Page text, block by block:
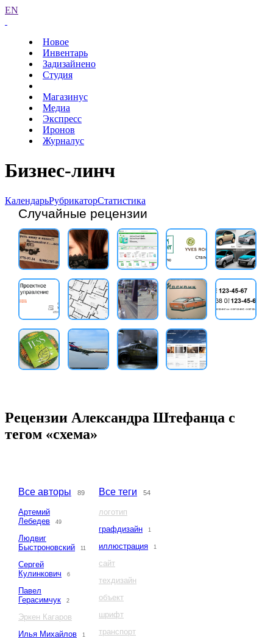
EN
Новое
Инвентарь
Задизайнено
Студия
Магазинус
Медиа
Экспресс
Иронов
Журналус
Бизнес-линч
КалендарьРубрикаторСтатистика
Случайные рецензии
Рецензии Александра Штефанца с
тегом «схема»
Все авторы 89
Артемий
Лебедев
49
Людвиг
Быстроновский
11
Сергей
Кулинкович
6
Павел
Герасимчук
2
Эркен Кагаров
Илья Михайлов
1
Все теги 54
логотип
графдизайн
1
иллюстрация 1
сайт
техдизайн
объект
шрифт
транспорт